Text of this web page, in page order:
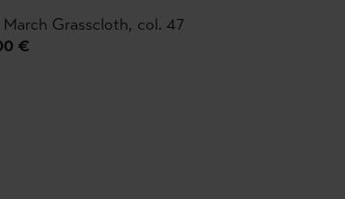
March Grasscloth, col. 47
€